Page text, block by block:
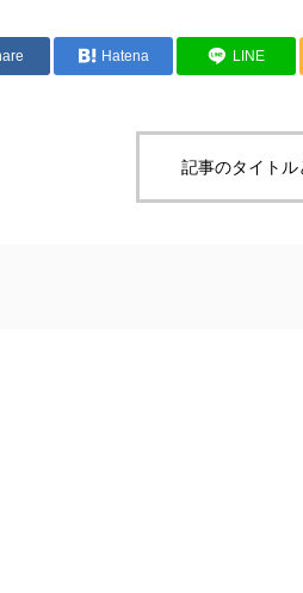
Hatena LINE
記事のタイト